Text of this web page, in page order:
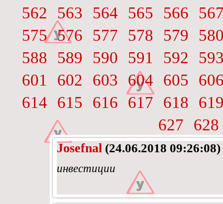
562
563 564 565 566
575 576 577 578 579
588
589 590 591 592
601
602 603 604 605
614
615 616 617 618
627
628
Josefnal (24.06.2018 09:26:08)
инвестиции